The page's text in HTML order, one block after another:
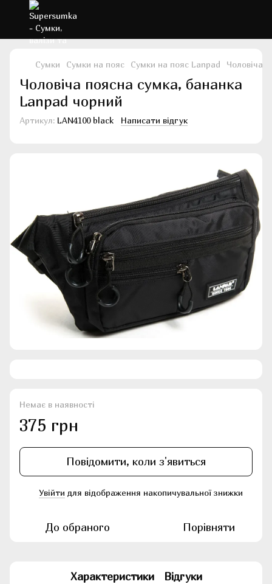
Сумки Сумки на пояс Сумки на пояс Lanpad Чоловіча
Чоловіча поясна сумка, бананка
Lanpad чорний
Артикул: LAN4100 black Написати відгук
Немає в наявності
375 грн
Повідомити, коли з'явиться
Увійти для відображення накопичувальної знижки
До обраного Порівняти
Характеристики Відгуки